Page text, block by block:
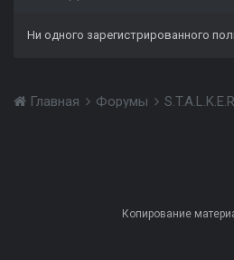
Ни одного зарегистрированного
Главная Форумы
Копирование